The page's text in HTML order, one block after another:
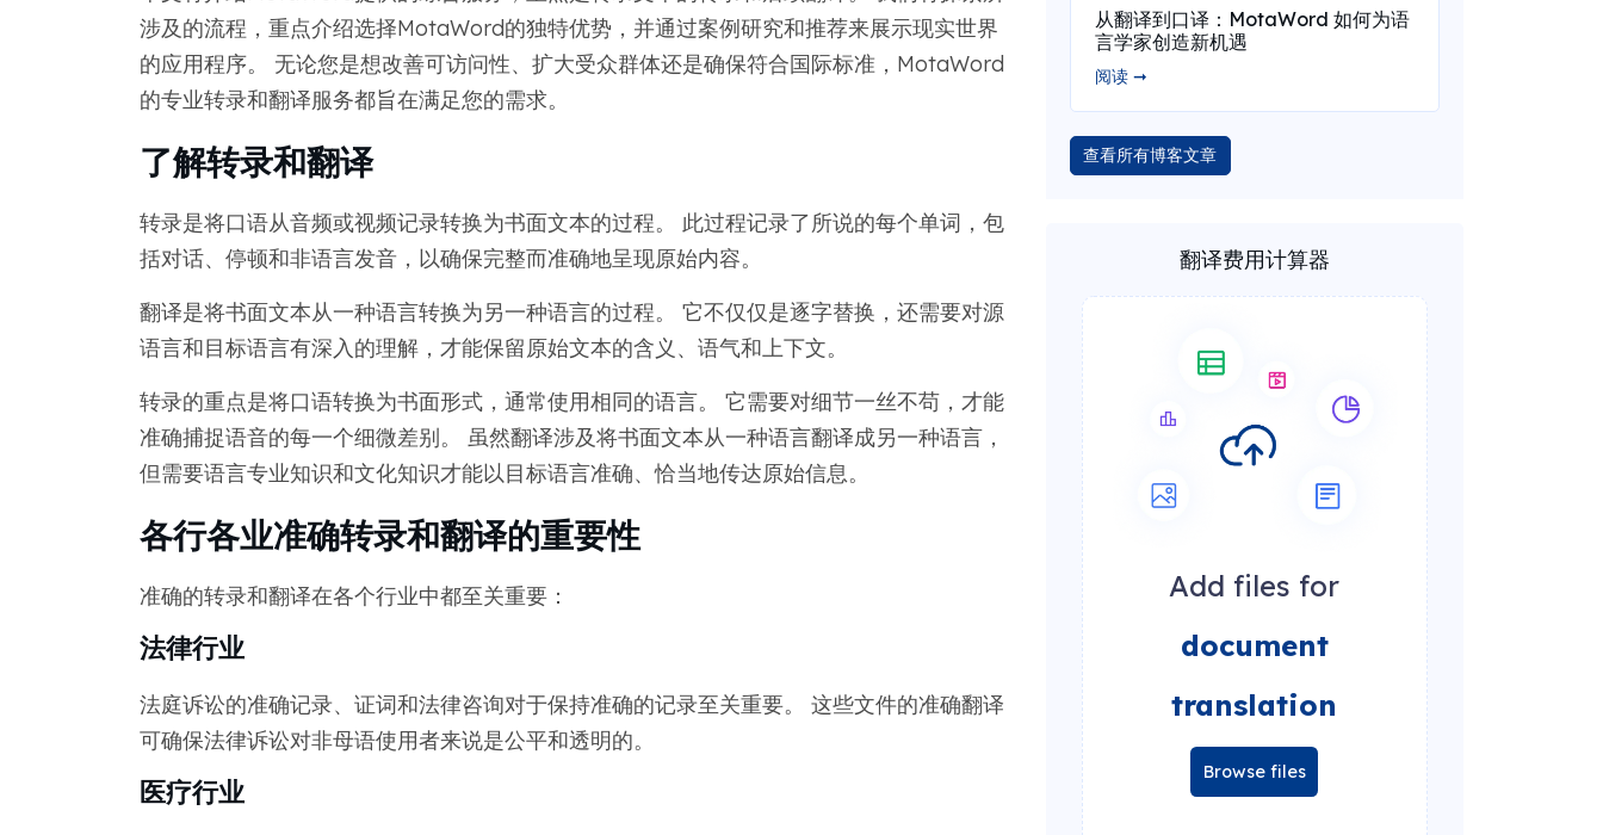
涉及的流程，重点介绍选择MotaWord的独特优势，并通过案例研究和推荐来展示现实世界
的应用程序。 无论您是想改善可访问性、扩大受众群体还是确保符合国际标准，MotaWord
的专业转录和翻译服务都旨在满足您的需求。
了解转录和翻译
转录是将口语从音频或视频记录转换为书面文本的过程。 此过程记录了所说的每个单词，包
括对话、停顿和非语言发音，以确保完整而准确地呈现原始内容。
翻译是将书面文本从一种语言转换为另一种语言的过程。 它不仅仅是逐字替换，还需要对源
语言和目标语言有深入的理解，才能保留原始文本的含义、语气和上下文。
转录的重点是将口语转换为书面形式，通常使用相同的语言。 它需要对细节一丝不苟，才能
准确捕捉语音的每一个细微差别。 虽然翻译涉及将书面文本从一种语言翻译成另一种语言，
但需要语言专业知识和文化知识才能以目标语言准确、恰当地传达原始信息。
各行各业准确转录和翻译的重要性
准确的转录和翻译在各个行业中都至关重要：
法律行业
法庭诉讼的准确记录、证词和法律咨询对于保持准确的记录至关重要。 这些文件的准确翻译
可确保法律诉讼对非母语使用者来说是公平和透明的。
医疗行业
从翻译到口译：MotaWord 如何为语
言学家创造新机遇
阅读 ➞
查看所有博客文章
翻译费用计算器
Add files for
document
translation
Browse files